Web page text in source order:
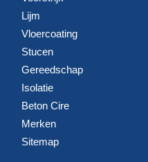
Lijm
Vloercoating
Stucen
Gereedschap
Isolatie
Beton Cire
Merken
Sitemap